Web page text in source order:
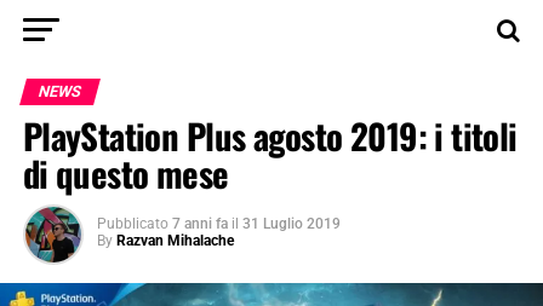
NEWS
PlayStation Plus agosto 2019: i titoli
di questo mese
Pubblicato 7 anni fa il 31 Luglio 2019
By Razvan Mihalache